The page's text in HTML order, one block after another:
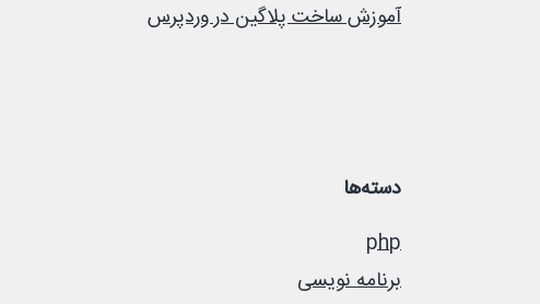
آموزش ساخت پلاگین در وردپرس
دسته‌ها
php
برنامه نویسی